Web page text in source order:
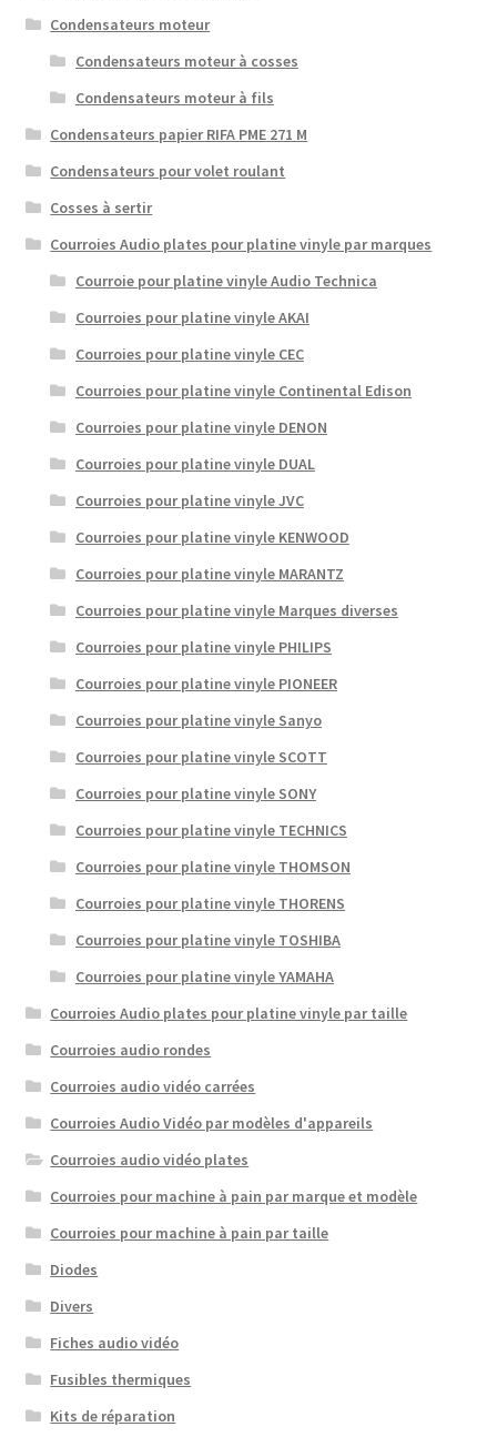
Condensateurs moteur
Condensateurs moteur à cosses
Condensateurs moteur à fils
Condensateurs papier RIFA PME 271 M
Condensateurs pour volet roulant
Cosses à sertir
Courroies Audio plates pour platine vinyle par marques
Courroie pour platine vinyle Audio Technica
Courroies pour platine vinyle AKAI
Courroies pour platine vinyle CEC
Courroies pour platine vinyle Continental Edison
Courroies pour platine vinyle DENON
Courroies pour platine vinyle DUAL
Courroies pour platine vinyle JVC
Courroies pour platine vinyle KENWOOD
Courroies pour platine vinyle MARANTZ
Courroies pour platine vinyle Marques diverses
Courroies pour platine vinyle PHILIPS
Courroies pour platine vinyle PIONEER
Courroies pour platine vinyle Sanyo
Courroies pour platine vinyle SCOTT
Courroies pour platine vinyle SONY
Courroies pour platine vinyle TECHNICS
Courroies pour platine vinyle THOMSON
Courroies pour platine vinyle THORENS
Courroies pour platine vinyle TOSHIBA
Courroies pour platine vinyle YAMAHA
Courroies Audio plates pour platine vinyle par taille
Courroies audio rondes
Courroies audio vidéo carrées
Courroies Audio Vidéo par modèles d'appareils
Courroies audio vidéo plates
Courroies pour machine à pain par marque et modèle
Courroies pour machine à pain par taille
Diodes
Divers
Fiches audio vidéo
Fusibles thermiques
Kits de réparation